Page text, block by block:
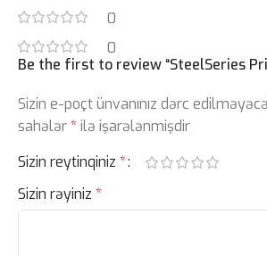
0
0
Be the first to review “SteelSeries
Sizin e-poçt ünvanınız dərc
sahələr*ilə işarələnmişdir
Sizin reytinqiniz *
Sizin rəyiniz *